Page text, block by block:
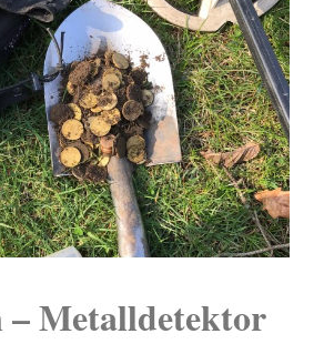
– Metalldetektor